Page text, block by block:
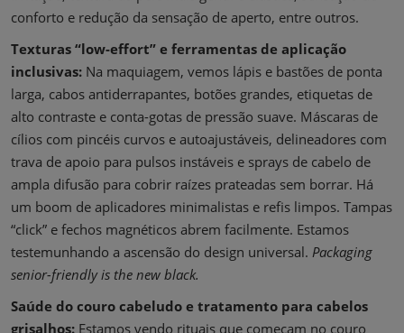
conforto e redução da sensação de aperto, entre outros.
Texturas “low-effort” e ferramentas de aplicação
inclusivas: Na maquiagem, vemos lápis e bastões de ponta
larga, cabos antiderrapantes, botões grandes, etiquetas de
alto contraste e conta-gotas de pressão suave. Máscaras de
cílios com pincéis curvos e autoajustáveis, delineadores com
trava de apoio para pulsos instáveis ​​e sprays de cabelo de
ampla difusão para cobrir raízes prateadas sem borrar. Há
um boom de aplicadores minimalistas e refis limpos. Tampas
“click” e fechos magnéticos abrem facilmente. Estamos
testemunhando a ascensão do design universal. Packaging
senior-friendly is the new black.
Saúde do couro cabeludo e tratamento para cabelos
grisalhos: Estamos vendo rituais que começam no couro